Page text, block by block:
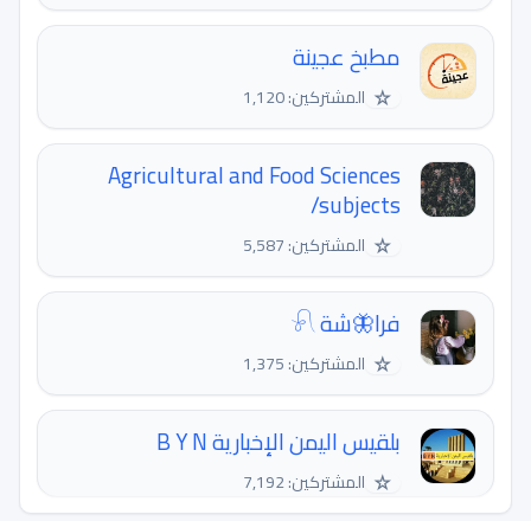
مطبخ عجينة
☆ المشتركين: 1,120
Agricultural and Food Sciences
/subjects
☆ المشتركين: 5,587
فرا🦋شة 𓍯
☆ المشتركين: 1,375
بلقيس اليمن الإخبارية B Y N
☆ المشتركين: 7,192